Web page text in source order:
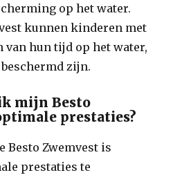
op het water.
kunnen kinderen met
van hun tijd op het water,
zijn.
mijn Besto
prestaties?
Besto Zwemvest is
prestaties te